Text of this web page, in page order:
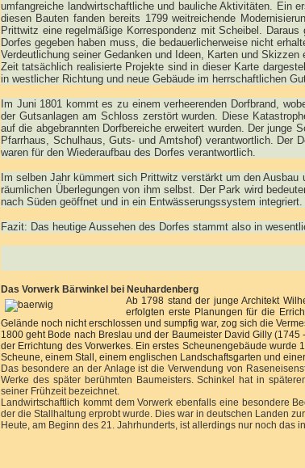
umfangreiche landwirtschaftliche und bauliche Aktivitäten. Ein
diesen Bauten fanden bereits 1799 weitreichende
Prittwitz eine regelmäßige Korrespondenz mit Scheibel.
Dorfes gegeben haben muss, die bedauerlicherweise nicht
Verdeutlichung seiner Gedanken und Ideen, Karten und
Zeit tatsächlich realisierte Projekte sind in dieser Karte
in westlicher Richtung und neue Gebäude im herrschaftlichen
Im Juni 1801 kommt es zu einem verheerenden Dorfbrand,
der Gutsanlagen am Schloss zerstört wurden. Diese
auf die abgebrannten Dorfbereiche erweitert wurden. Der junge
Pfarrhaus, Schulhaus, Guts- und Amtshof) verantwortlich. Der
waren für den Wiederaufbau des Dorfes verantwortlich.
Im selben Jahr kümmert sich Prittwitz verstärkt um den
räumlichen Überlegungen von ihm selbst. Der Park wird
nach Süden geöffnet und in ein Entwässerungssystem integriert.
Fazit: Das heutige Aussehen des Dorfes stammt also in
Das Vorwerk Bärwinkel bei Neuhardenberg
Ab 1798 stand der junge Architekt
erfolgten erste Planungen für die
Gelände noch nicht erschlossen und sumpfig war, zog sich die
1800 geht Bode nach Breslau und der Baumeister David Gilly
der Errichtung des Vorwerkes. Ein erstes Scheunengebäude
Scheune, einem Stall, einem englischen Landschaftsgarten und
Das besondere an der Anlage ist die Verwendung von
Werke des später berühmten Baumeisters. Schinkel hat in
seiner Frühzeit bezeichnet.
Landwirtschaftlich kommt dem Vorwerk ebenfalls eine besondere
der die Stallhaltung erprobt wurde. Dies war in deutschen Landen
Heute, am Beginn des 21. Jahrhunderts, ist allerdings nur noch